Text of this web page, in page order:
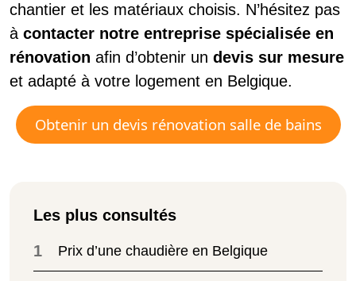
chantier et les matériaux choisis. N’hésitez pas
à contacter notre entreprise spécialisée en
rénovation afin d’obtenir un devis sur mesure
et adapté à votre logement en Belgique.
Obtenir un devis rénovation salle de bains
Les plus consultés
1 Prix d’une chaudière en Belgique